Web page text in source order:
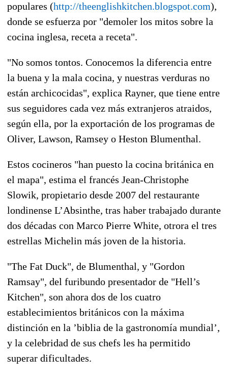
populares (http://theenglishkitchen.blogspot.com),
donde se esfuerza por "demoler los mitos sobre la
cocina inglesa, receta a receta".
"No somos tontos. Conocemos la diferencia entre
la buena y la mala cocina, y nuestras verduras no
están archicocidas", explica Rayner, que tiene entre
sus seguidores cada vez más extranjeros atraidos,
según ella, por la exportación de los programas de
Oliver, Lawson, Ramsey o Heston Blumenthal.
Estos cocineros "han puesto la cocina británica en
el mapa", estima el francés Jean-Christophe
Slowik, propietario desde 2007 del restaurante
londinense L’Absinthe, tras haber trabajado durante
dos décadas con Marco Pierre White, otrora el tres
estrellas Michelin más joven de la historia.
"The Fat Duck", de Blumenthal, y "Gordon
Ramsay", del furibundo presentador de "Hell’s
Kitchen", son ahora dos de los cuatro
establecimientos británicos con la máxima
distinción en la ’biblia de la gastronomía mundial’,
y la celebridad de sus chefs les ha permitido
superar dificultades.